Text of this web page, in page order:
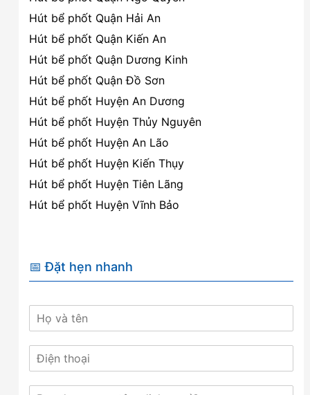
Hút bể phốt Quận Hải An
Hút bể phốt Quận Kiến An
Hút bể phốt Quận Dương Kinh
Hút bể phốt Quận Đồ Sơn
Hút bể phốt Huyện An Dương
Hút bể phốt Huyện Thủy Nguyên
Hút bể phốt Huyện An Lão
Hút bể phốt Huyện Kiến Thụy
Hút bể phốt Huyện Tiên Lãng
Hút bể phốt Huyện Vĩnh Bảo
📅 Đặt hẹn nhanh